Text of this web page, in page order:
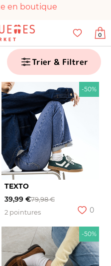
en boutique
sécurisé
en parfait état
0
Trier & Filtrer
-50%
TEXTO
39,99 €79,98 €
2 pointures
0
-50%